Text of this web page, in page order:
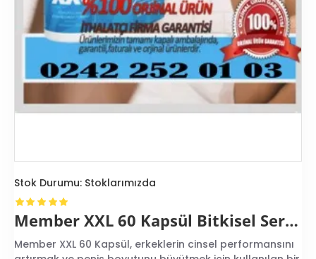
Stok Durumu: Stoklarımızda
Member XXL 60 Kapsül Bitkisel Sertleştirici Büyütücü Hap
Member XXL 60 Kapsül, erkeklerin cinsel performansını